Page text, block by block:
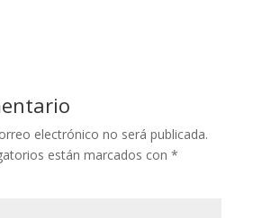
electrónico no será publicada.
están marcados con *